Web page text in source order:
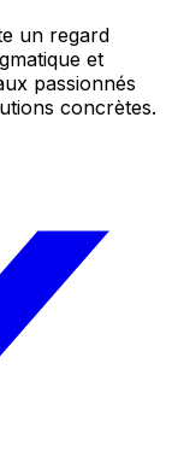
un regard
et
passionnés
concrètes.